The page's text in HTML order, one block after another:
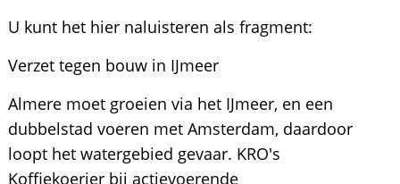
U kunt het hier naluisteren als fragment:
Verzet tegen bouw in IJmeer
Almere moet groeien via het IJmeer, en een
dubbelstad voeren met Amsterdam, daardoor
loopt het watergebied gevaar. KRO's
Koffiekoerier bij actievoerende